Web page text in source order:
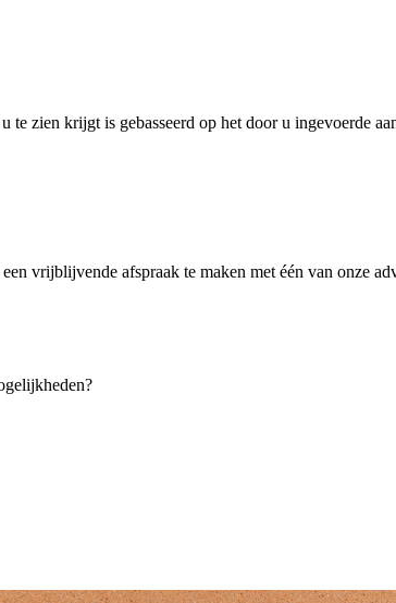
te zien krijgt is gebasseerd op het door u ingevoerde
vrijblijvende afspraak te maken met één van onze